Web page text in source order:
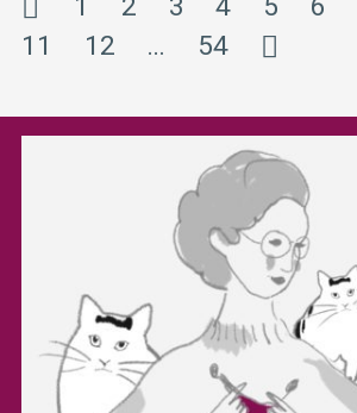
1 2 3 4 5 6
11
12 … 54